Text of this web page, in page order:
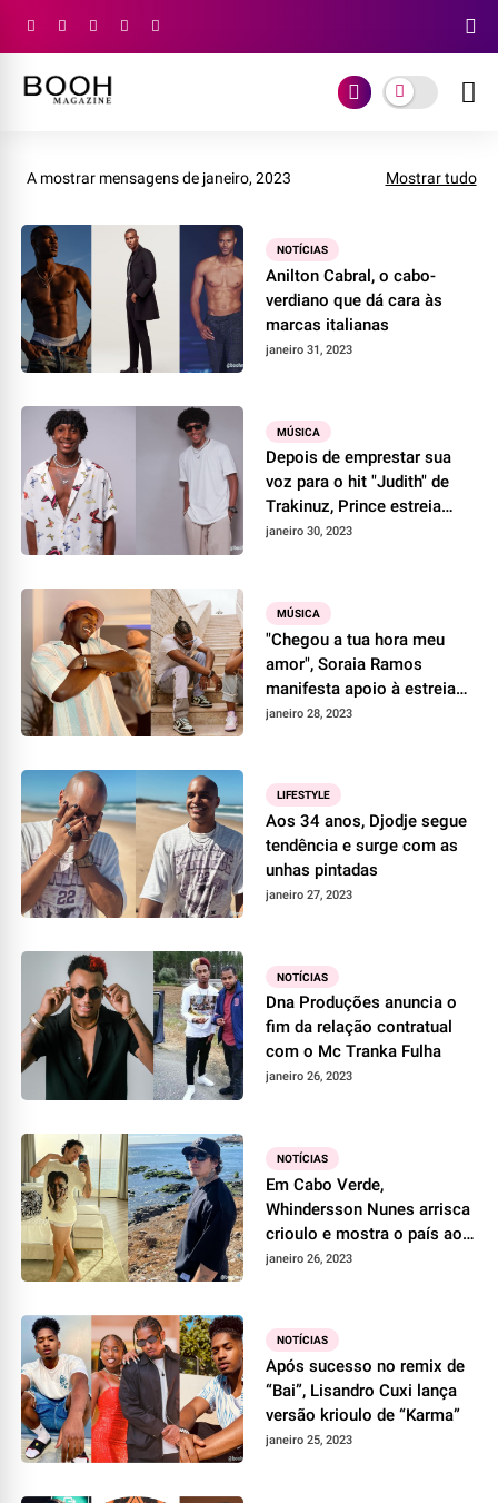
A mostrar mensagens de janeiro, 2023 Mostrar tudo
NOTÍCIAS
Anilton Cabral, o cabo-
verdiano que dá cara às
marcas italianas
janeiro 31, 2023
MÚSICA
Depois de emprestar sua
voz para o hit "Judith" de
Trakinuz, Prince estreia
com o single "Kazamentu"
janeiro 30, 2023
MÚSICA
"Chegou a tua hora meu
amor", Soraia Ramos
manifesta apoio à estreia
do irmão no crioulo
janeiro 28, 2023
LIFESTYLE
Aos 34 anos, Djodje segue
tendência e surge com as
unhas pintadas
janeiro 27, 2023
NOTÍCIAS
Dna Produções anuncia o
fim da relação contratual
com o Mc Tranka Fulha
janeiro 26, 2023
NOTÍCIAS
Em Cabo Verde,
Whindersson Nunes arrisca
crioulo e mostra o país ao
mundo
janeiro 26, 2023
NOTÍCIAS
Após sucesso no remix de
“Bai”, Lisandro Cuxi lança
versão krioulo de “Karma”
janeiro 25, 2023